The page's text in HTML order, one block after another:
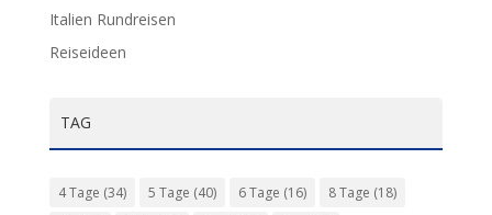
Italien Rundreisen
Reiseideen
TAG
4 Tage (34) 5 Tage (40) 6 Tage (16) 8 Tage (18)